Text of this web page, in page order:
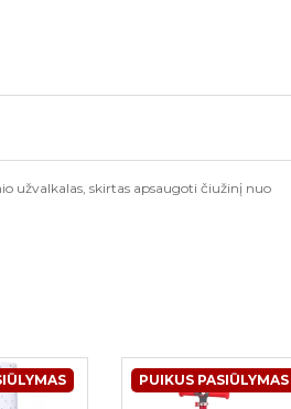
užvalkalas, skirtas apsaugoti čiužinį nuo
PUIKUS PASIŪLYMAS